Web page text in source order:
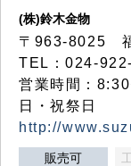
(株)鈴木金物
〒963-8025
TEL：024-
営業時間：
日・祝祭日
http://
販売可